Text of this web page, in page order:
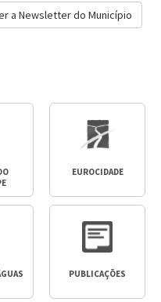
a Newsletter do Município
EUROCIDADE
PUBLICAÇÕES